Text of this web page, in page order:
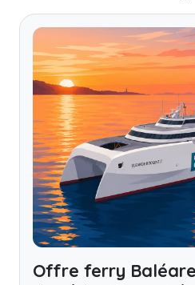
Offre ferry